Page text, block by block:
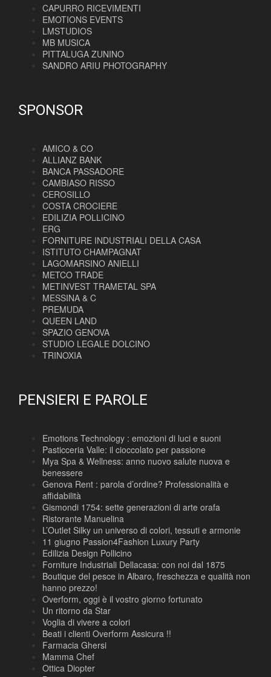
CAPURRO RICEVIMENTI
EMOTIONS EVENTS
LMSTUDIOS
MB MUSICA
PITTALUGA ZUNINO
SANDRO ARIU PHOTOGRAPHY
SPONSOR
AMICO & CO
ALLIANZ BANK
BANCA PASSADORE
CAMBIASO RISSO
CEROSILLO
COSTA CROCIERE
EDILIZIA POLLICINO
ERG
FORNITURE INDUSTRIALI DELLA CASA
ISTITUTO CHAMPAGNAT
LAGOMARSINO ANIELLI
METCO TRADE
METINVEST TRAMETAL SPA
MESSINA & C
PREMUDA
QUEEN LAND
SPAZIO GENOVA
STUDIO LEGALE DOLCINO
TRINOXIA
PENSIERI E PAROLE
Emotions Technology : emozioni di luci e suoni
Pasticceria Valle: il cioccolato per passione
Mya Spa & Wellness: anno nuovo salute nuova e
benessere
Genova Rent : parola d’ordine? Professionalità e
affidabilità
Gismondi 1754: sette generazioni di arte orafa
Ristorante Manuelina
L’Outlet Silky un universo di colori, tessuti e armonie
11 giugno Passion4Fashion Luxury Party
Edilizia Design Pollicino
Forniture Industriali Dellacasa: con noi dal 1875
Boutique del pesce in Albaro, freschezza e qualità non
hanno prezzo!
Overform, oggi è il vostro giorno fortunato
Un ritorno da Star
Voglia di vivere a colori
Beati i clienti Overform Assicura !!
Farmacia Ghersi
Mamma Chef
Ottica Diopter